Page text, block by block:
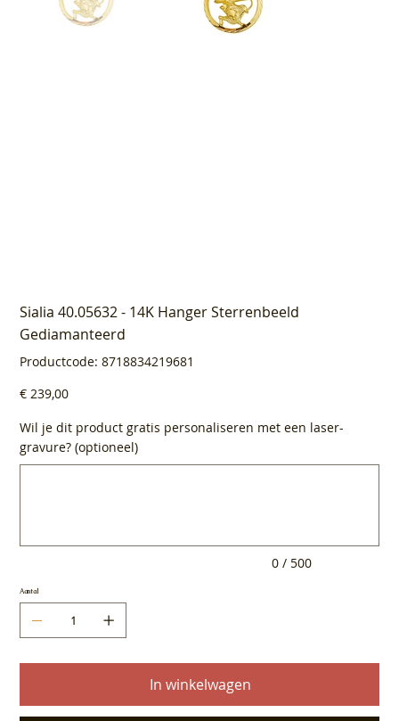
Sialia 40.05632 - 14K Hanger Sterrenbeeld
Gediamanteerd
Productcode: Productcode
8718834219681
8718834219681
Prijs
€ 239,00
Wil je dit product gratis personaliseren met een laser-
gravure? (optioneel)
0 / 500
Aantal
In winkelwagen